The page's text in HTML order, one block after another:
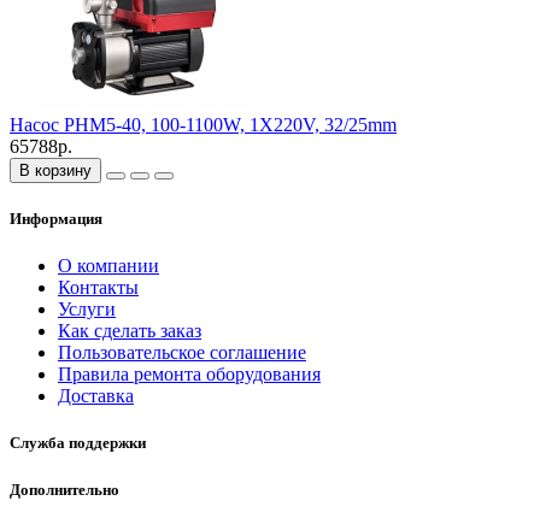
Насос PHM5-40, 100-1100W, 1X220V, 32/25mm
65788р.
В корзину
Информация
О компании
Контакты
Услуги
Как сделать заказ
Пользовательское соглашение
Правила ремонта оборудования
Доставка
Служба поддержки
Дополнительно